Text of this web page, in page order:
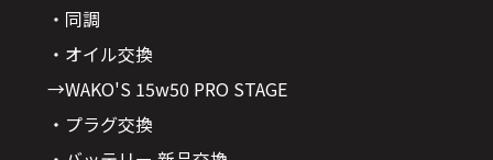
・同調
・オイル交換
→WAKO'S 15w50 PRO STAGE
・プラグ交換